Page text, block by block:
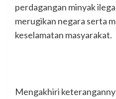
perdagangan minyak
merugikan negara serta
keselamatan masyarakat.
Mengakhiri